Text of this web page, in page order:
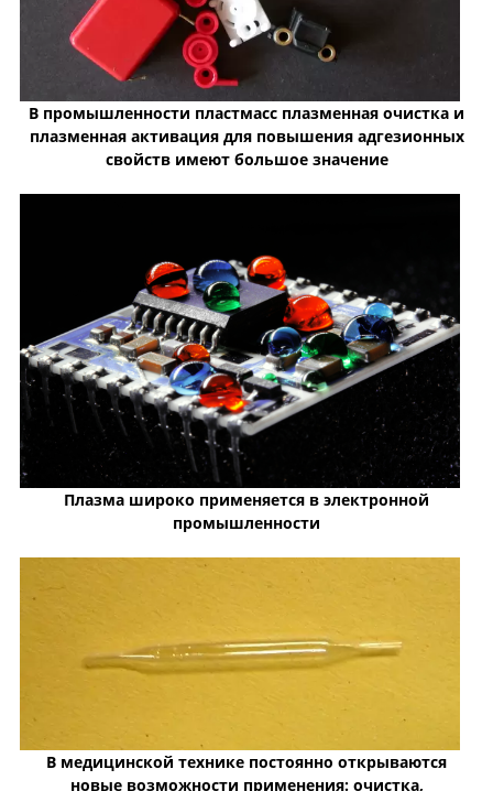
В промышленности пластмасс плазменная очистка и
плазменная активация для повышения адгезионных
свойств имеют большое значение
Плазма широко применяется в электронной
промышленности
В медицинской технике постоянно открываются
новые возможности применения: очистка,